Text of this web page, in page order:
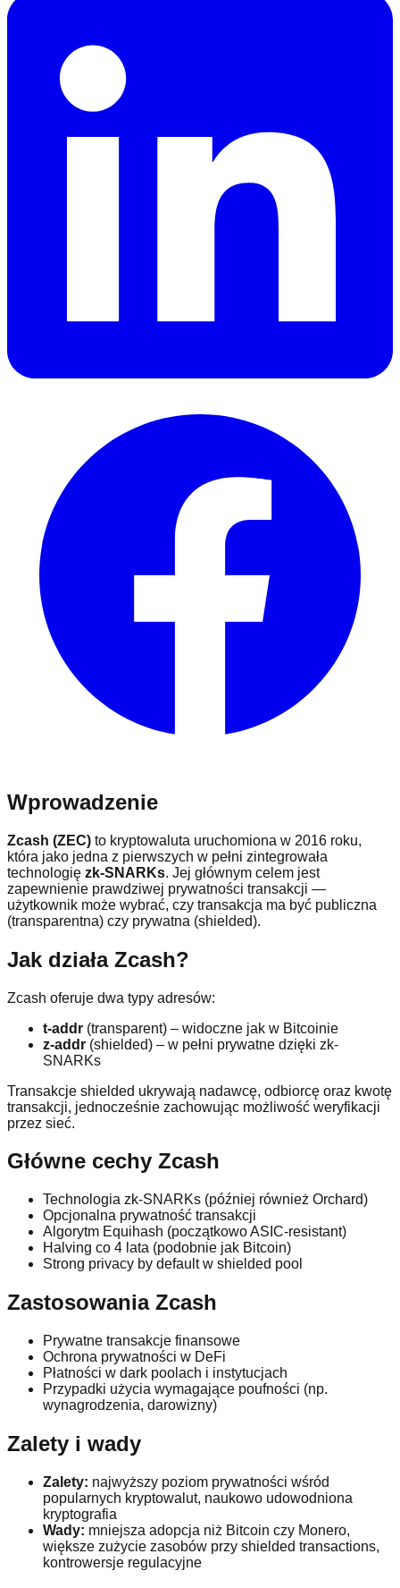
Wprowadzenie
Zcash (ZEC) to kryptowaluta uruchomiona w 2016 roku,
która jako jedna z pierwszych w pełni zintegrowała
technologię zk-SNARKs. Jej głównym celem jest
zapewnienie prawdziwej prywatności transakcji —
użytkownik może wybrać, czy transakcja ma być publiczna
(transparentna) czy prywatna (shielded).
Jak działa Zcash?
Zcash oferuje dwa typy adresów:
t-addr (transparent) – widoczne jak w Bitcoinie
z-addr (shielded) – w pełni prywatne dzięki zk-
SNARKs
Transakcje shielded ukrywają nadawcę, odbiorcę oraz kwotę
transakcji, jednocześnie zachowując możliwość weryfikacji
przez sieć.
Główne cechy Zcash
Technologia zk-SNARKs (później również Orchard)
Opcjonalna prywatność transakcji
Algorytm Equihash (początkowo ASIC-resistant)
Halving co 4 lata (podobnie jak Bitcoin)
Strong privacy by default w shielded pool
Zastosowania Zcash
Prywatne transakcje finansowe
Ochrona prywatności w DeFi
Płatności w dark poolach i instytucjach
Przypadki użycia wymagające poufności (np.
wynagrodzenia, darowizny)
Zalety i wady
Zalety: najwyższy poziom prywatności wśród
popularnych kryptowalut, naukowo udowodniona
kryptografia
Wady: mniejsza adopcja niż Bitcoin czy Monero,
większe zużycie zasobów przy shielded transactions,
kontrowersje regulacyjne